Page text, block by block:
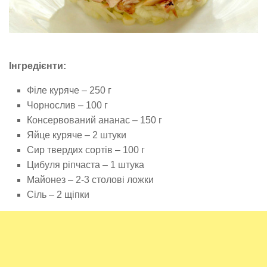
Інгредієнти:
Філе куряче – 250 г
Чорнослив – 100 г
Консервований ананас – 150 г
Яйце куряче – 2 штуки
Сир твердих сортів – 100 г
Цибуля ріпчаста – 1 штука
Майонез – 2-3 столові ложки
Сіль – 2 щіпки